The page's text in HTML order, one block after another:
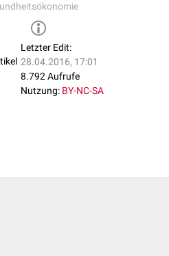
Letzter Edit:
28.04.2016, 17:01
8.792 Aufrufe
Nutzung: BY-NC-SA